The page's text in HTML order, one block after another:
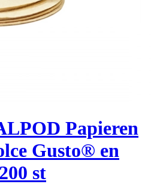
Papieren
Gusto® en
st